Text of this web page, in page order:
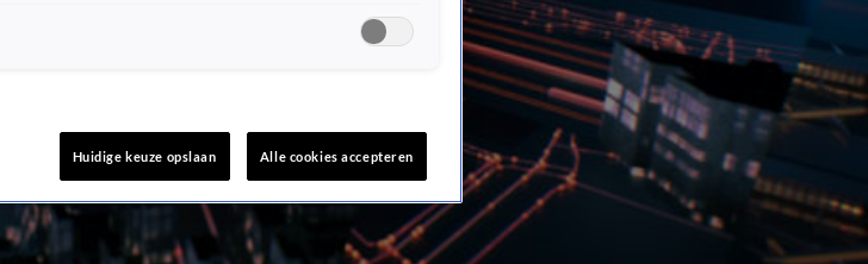
Huidige keuze opslaan Alle cookies accepteren